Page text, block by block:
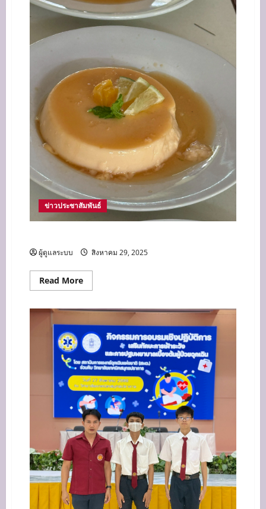
การ
ดำเนิน
งาน
ระหว่าง
ภาค
รัฐ
และ
เอกชน
โดย
กลไก
อ.กรอ.อศ.
ข่าวประชาสัมพันธ์
ผู้ดูแลระบบ สิงหาคม 29, 2025
Read MoreRead
more
การ
เรียน
การ
สอน
ปวช.1